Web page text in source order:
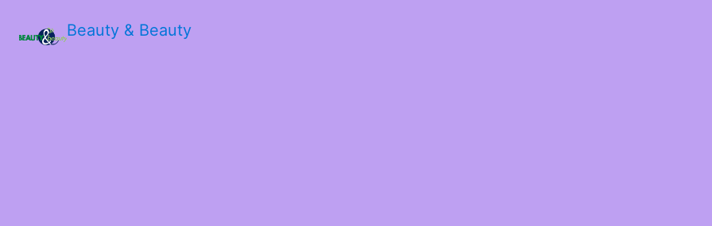
Beauty & Beauty